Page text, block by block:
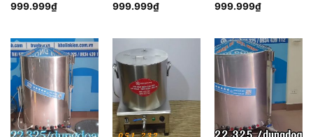
999.999₫ 999.999₫ 999.999₫